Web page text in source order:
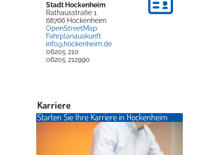
Stadt Hockenheim
Rathausstraße 1
68766 Hockenheim
OpenStreetMap
Fahrplanauskunft
info@hockenheim.de
06205 210
06205 212990
Karriere
Starten Sie Ihre Karriere in Hockenheim